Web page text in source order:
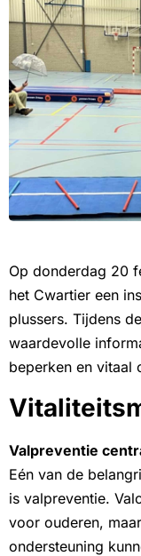
Op donderdag 20
het Cwartier een
plussers. Tijdens
waardevolle
beperken en vitaal
Valpreventie
Eén van de
is valpreventie.
voor ouderen,
ondersteuning